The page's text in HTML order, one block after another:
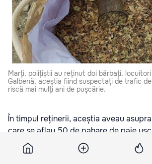
Marți, polițiștii au reținut doi bărbați,
Galbenă, aceștia fiind suspectați de trafic
riscă mai mulţi ani de puşcărie.
În timpul reținerii, aceștia aveau
care se aflau 50 de pahare de paie
de mac.